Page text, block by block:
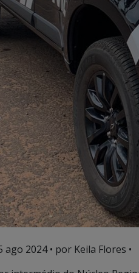
ago 2024• por Keila Flores •